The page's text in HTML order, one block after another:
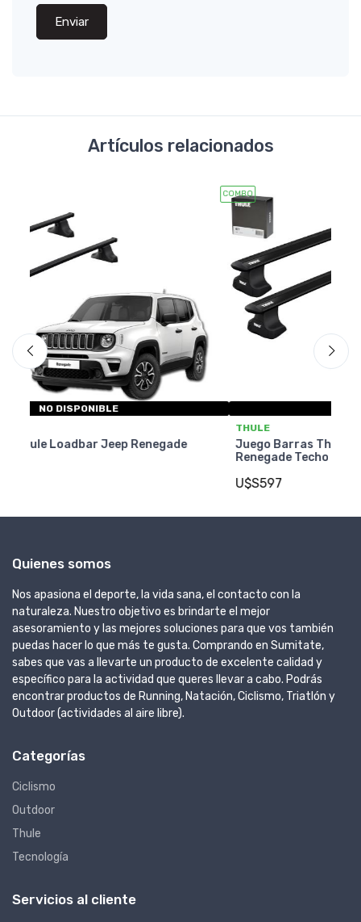
Enviar
Artículos relacionados
Juego Barras Thule Wingbar Evo Black Jeep
Quienes somos
Nos apasiona el deporte, la vida sana, el contacto con la
naturaleza. Nuestro objetivo es brindarte el mejor
asesoramiento y las mejores soluciones para que vos también
puedas hacer lo que más te gusta. Comprando en Sumitate,
sabes que vas a llevarte un producto de excelente calidad y
específico para la actividad que queres llevar a cabo. Podrás
encontrar productos de Running, Natación, Ciclismo, Triatlón y
Outdoor (actividades al aire libre).
Categorías
Ciclismo
Outdoor
Thule
Tecnología
Servicios al cliente